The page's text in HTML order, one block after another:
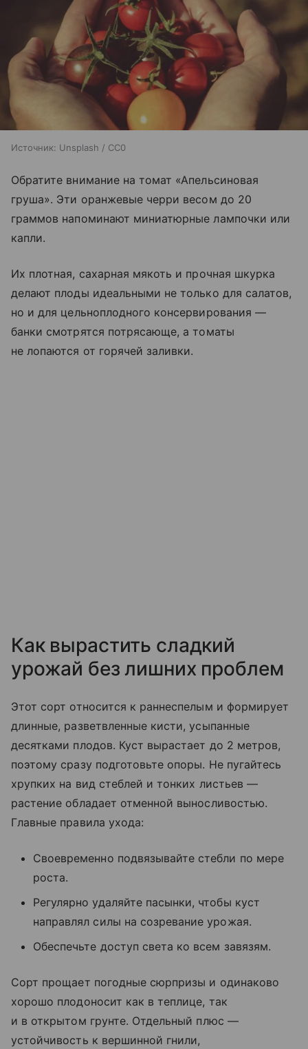
Источник: Unsplash / CC0
Обратите внимание на томат «Апельсиновая
груша». Эти оранжевые черри весом до 20
граммов напоминают миниатюрные лампочки или
капли.
Их плотная, сахарная мякоть и прочная шкурка
делают плоды идеальными не только для салатов,
но и для цельноплодного консервирования —
банки смотрятся потрясающе, а томаты
не лопаются от горячей заливки.
Как вырастить сладкий
урожай без лишних проблем
Этот сорт относится к раннеспелым и формирует
длинные, разветвленные кисти, усыпанные
десятками плодов. Куст вырастает до 2 метров,
поэтому сразу подготовьте опоры. Не пугайтесь
хрупких на вид стеблей и тонких листьев —
растение обладает отменной выносливостью.
Главные правила ухода:
Своевременно подвязывайте стебли по мере
роста.
Регулярно удаляйте пасынки, чтобы куст
направлял силы на созревание урожая.
Обеспечьте доступ света ко всем завязям.
Сорт прощает погодные сюрпризы и одинаково
хорошо плодоносит как в теплице, так
и в открытом грунте. Отдельный плюс —
устойчивость к вершинной гнили,